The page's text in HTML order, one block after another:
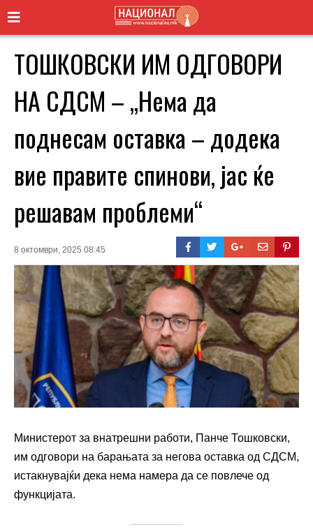
ТОШКОВСКИ ИМ ОДГОВОРИ
НА СДСМ – „Нема да
поднесам оставка – додека
вие правите спинови, јас ќе
решавам проблеми“
8 октомври, 2025 08:45
Министерот за внатрешни работи, Панче Тошковски,
им одговори на барањата за негова оставка од СДСМ,
истакнувајќи дека нема намера да се повлече од
функцијата.